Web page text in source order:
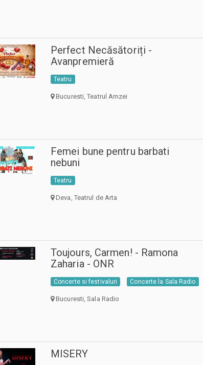
Perfect Necăsătoriți -
Avanpremieră
Teatru
Bucuresti, Teatrul Amzei
Femei bune pentru barbati
nebuni
Teatru
Deva, Teatrul de Arta
Toujours, Carmen! - Ramona
Zaharia - ONR
Concerte si festivaluri Concerte la Sala Radio
Bucuresti, Sala Radio
MISERY